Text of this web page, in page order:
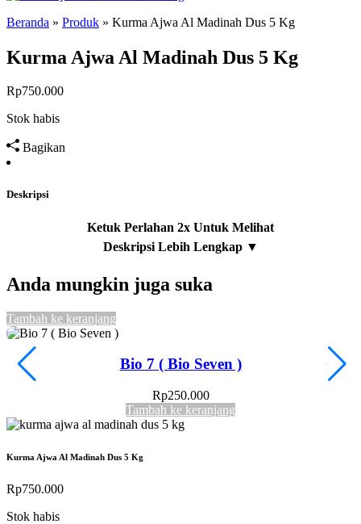
Beranda » Produk » Kurma Ajwa Al Madinah Dus 5 Kg
Kurma Ajwa Al Madinah Dus 5 Kg
Rp750.000
Stok habis
Bagikan
Deskripsi
Anda mungkin juga suka
Tambah ke keranjang
Bio 7 ( Bio Seven )
Rp250.000
Tambah ke keranjang
Kurma Ajwa Al Madinah Dus 5 Kg
Rp750.000
Stok habis